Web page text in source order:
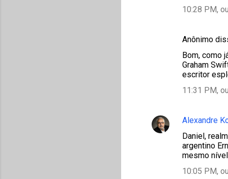
10:28 PM,
Anônimo
Bom, como
Graham
escritor
11:31 PM,
Alexandre
Daniel,
argentino
mesmo
10:05 PM,